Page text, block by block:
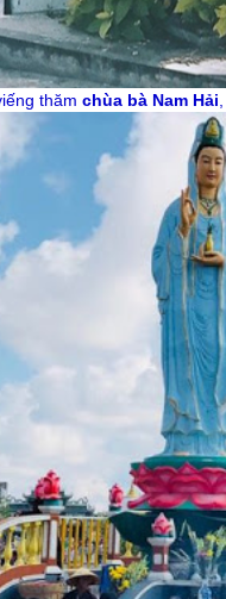
thăm chùa bà Nam Hải